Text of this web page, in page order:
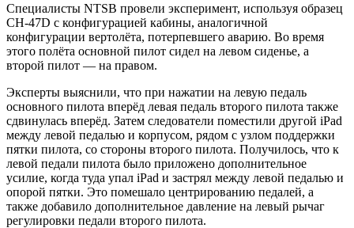
Специалисты NTSB провели эксперимент, используя образец
CH-47D с конфигурацией кабины, аналогичной
конфигурации вертолёта, потерпевшего аварию. Во время
этого полёта основной пилот сидел на левом сиденье, а
второй пилот — на правом.
Эксперты выяснили, что при нажатии на левую педаль
основного пилота вперёд левая педаль второго пилота также
сдвинулась вперёд. Затем следователи поместили другой iPad
между левой педалью и корпусом, рядом с узлом поддержки
пятки пилота, со стороны второго пилота. Получилось, что к
левой педали пилота было приложено дополнительное
усилие, когда туда упал iPad и застрял между левой педалью и
опорой пятки. Это помешало центрированию педалей, а
также добавило дополнительное давление на левый рычаг
регулировки педали второго пилота.